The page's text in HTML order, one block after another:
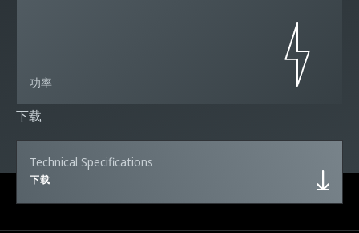
功率
下载
Technical Specifications
下载